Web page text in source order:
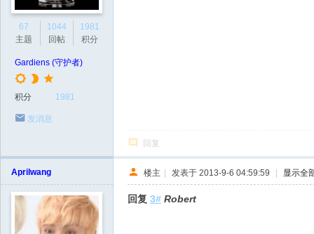
67
主题
1044
回帖
1981
积分
Gardiens (守护者)
积分 1981
发消息
回复
Aprilwang 楼主 | 发表于 2013-9-6 04:59:59 | 显示全
回复 3# Robert